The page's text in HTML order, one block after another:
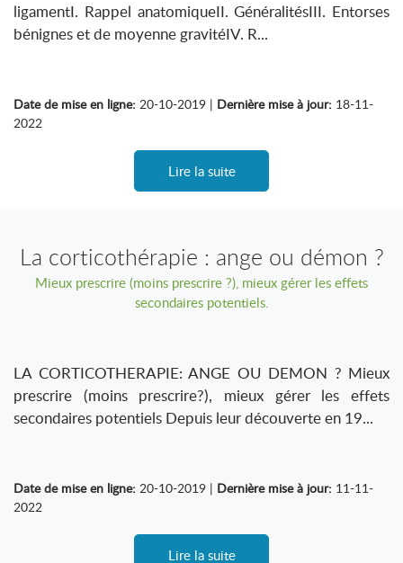
ligamentI. Rappel anatomiqueII. GénéralitésIII. Entorses
bénignes et de moyenne gravitéIV. R...
Date de mise en ligne: 20-10-2019 | Dernière mise à jour: 18-11-
2022
Lire la suite
La corticothérapie : ange ou démon ?
Mieux prescrire (moins prescrire ?), mieux gérer les effets
secondaires potentiels.
LA CORTICOTHERAPIE: ANGE OU DEMON ? Mieux
prescrire (moins prescrire?), mieux gérer les effets
secondaires potentiels Depuis leur découverte en 19...
Date de mise en ligne: 20-10-2019 | Dernière mise à jour: 11-11-
2022
Lire la suite